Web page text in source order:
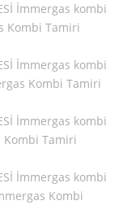
İmmergas kombi
Kombi Tamiri
İmmergas kombi
Kombi Tamiri
İmmergas kombi
Kombi Tamiri
İmmergas kombi
Kombi